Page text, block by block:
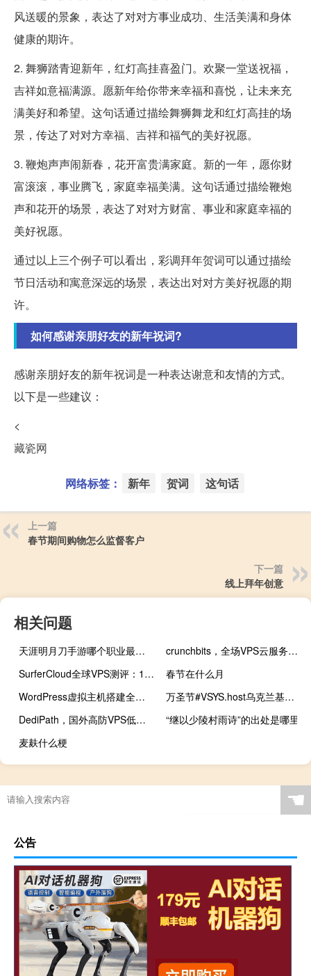
风送暖的景象，表达了对对方事业成功、生活美满和身体
健康的期许。
2. 舞狮踏青迎新年，红灯高挂喜盈门。欢聚一堂送祝福，
吉祥如意福满源。愿新年给你带来幸福和喜悦，让未来充
满美好和希望。这句话通过描绘舞狮舞龙和红灯高挂的场
景，传达了对对方幸福、吉祥和福气的美好祝愿。
3. 鞭炮声声闹新春，花开富贵满家庭。新的一年，愿你财
富滚滚，事业腾飞，家庭幸福美满。这句话通过描绘鞭炮
声和花开的场景，表达了对对方财富、事业和家庭幸福的
美好祝愿。
通过以上三个例子可以看出，彩调拜年贺词可以通过描绘
节日活动和寓意深远的场景，表达出对对方美好祝愿的期
许。
如何感谢亲朋好友的新年祝词?
感谢亲朋好友的新年祝词是一种表达谢意和友情的方式。
以下是一些建议：
<
藏瓷网
网络标签： 新年 贺词 这句话
上一篇
春节期间购物怎么监督客户
下一篇
线上拜年创意
相关问题
天涯明月刀手游哪个职业最强（天涯明月刀阅历）
crunchbits，全场VPS云服务器循环4.4折@新年优惠，美国科达伦机房，KVM虚拟/1Gbps带宽低至$23.76/年
SurferCloud全球VPS测评：17个数据中心+灵活支付，是否值得选择？
春节在什么月
WordPress虚拟主机搭建全攻略：从零开始的一键部署指南
万圣节#VSYS.host乌克兰基辅抗投诉VPS四折：离岸匿名，无视DMCA，7美元/月起
DediPath，国外高防VPS低至$15/年，免费20G防御，特价高防独立服务器低至$39/月，1Gbps带宽不限流量
“继以少陵村雨诗”的出处是哪里
麦麸什么梗
☚
公告